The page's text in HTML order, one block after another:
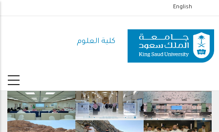
إلى
المحتوى
الرئيسي
English
كلية العلوم